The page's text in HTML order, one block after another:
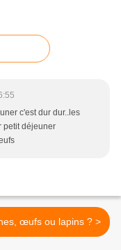
c'est dur dur..les
petit déjeuner
Cloches, œufs ou lapins ? >